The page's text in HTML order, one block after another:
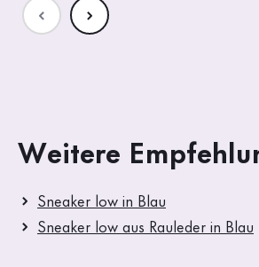
Weitere
Sneaker low in Blau
Sneaker low aus Rauleder in Blau